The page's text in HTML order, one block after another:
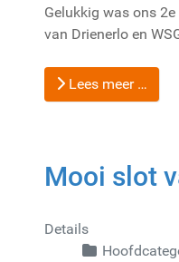
Gelukkig was ons
van Drienerlo en
Lees meer …
Mooi slot
Details